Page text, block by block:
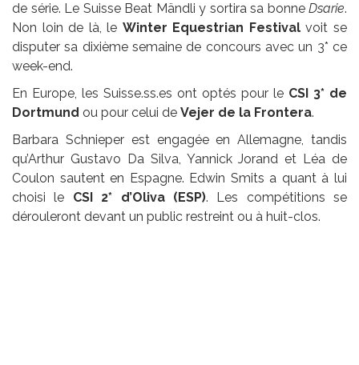
de série. Le Suisse Beat Mändli y sortira sa bonne Dsarie.
Non loin de là, le Winter Equestrian Festivalvoit se
disputer sa dixième semaine de concours avec un 3* ce
week-end.
En Europe, les Suisse.ss.es ont optés pour le CSI 3* de
Dortmund ou pour celui de Vejer de la Frontera.
Barbara Schnieper est engagée en Allemagne, tandis
qu’Arthur Gustavo Da Silva, Yannick Jorand et Léa de
Coulon sautent en Espagne. Edwin Smits a quant à lui
choisi le CSI 2* d’Oliva (ESP). Les compétitions se
dérouleront devant un public restreint ou à huit-clos.